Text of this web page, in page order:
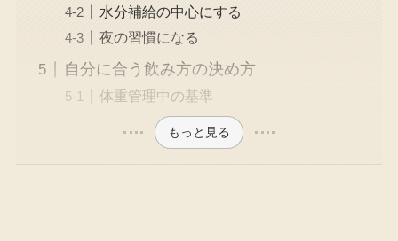
水分補給の中心にする
夜の習慣になる
自分に合う飲み方の決め方
体重管理中の基準
もっと見る